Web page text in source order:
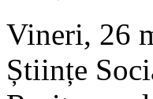
Vineri, 26
Științe